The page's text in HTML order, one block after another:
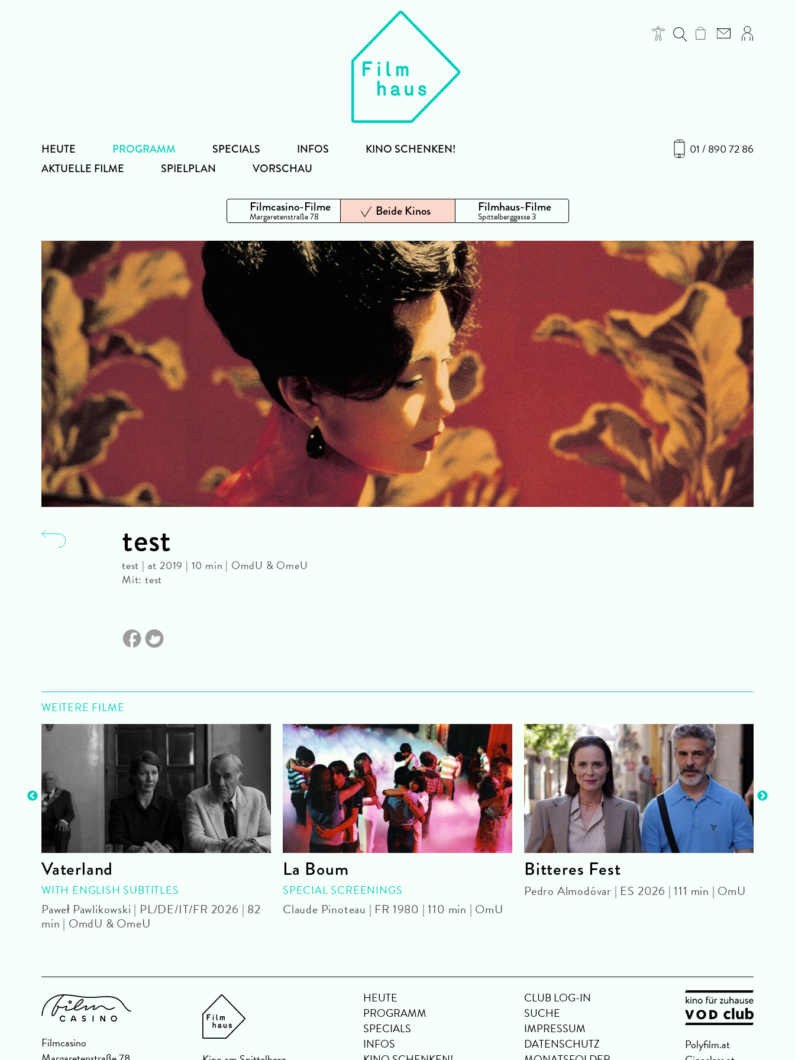
01 / 890 72 86
HEUTE
PROGRAMM
AKTUELLE FILME
SPIELPLAN VORSCHAU
SPECIALS INFOS KINO SCHENKEN!
Filmcasino-Filme
Margaretenstraße 78 Beide Kinos Filmhaus-Filme
Spittelberggasse 3
test
test | at 2019 | 10 min | OmdU & OmeU
Mit: test
WEITERE FILME
Vaterland
WITH ENGLISH SUBTITLES
Paweł Pawlikowski | PL/DE/IT/FR 2026 | 82
min | OmdU & OmeU
La Boum
SPECIAL SCREENINGS
Claude Pinoteau | FR 1980 | 110 min | OmU
Bitteres Fest
Pedro Almodóvar | ES 2026 | 111 min | OmU
Filmcasino
HEUTE
PROGRAMM
SPECIALS
INFOS
CLUB LOG-IN
SUCHE
IMPRESSUM
DATENSCHUTZ
Polyfilm.at